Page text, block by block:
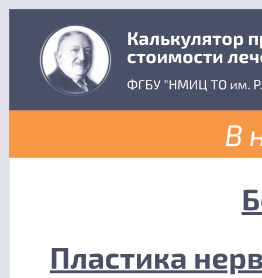
Калькулятор
стоимости
ФГБУ "НМИЦ ТО им.
В
Пластика